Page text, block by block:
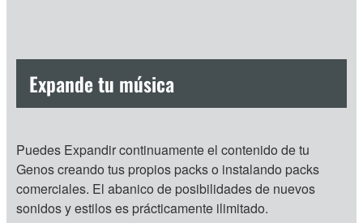
Expande tu música
Puedes Expandir continuamente el contenido de tu
Genos creando tus propios packs o instalando packs
comerciales. El abanico de posibilidades de nuevos
sonidos y estilos es prácticamente ilimitado.